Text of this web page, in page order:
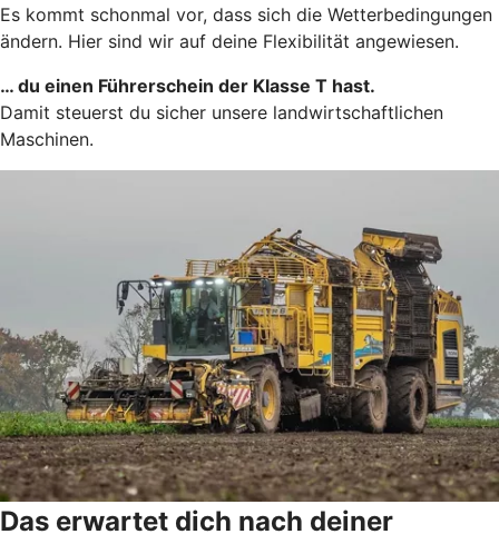
Es kommt schonmal vor, dass sich die Wetterbedingungen
ändern. Hier sind wir auf deine Flexibilität angewiesen.
… du einen Führerschein der Klasse T hast.
Damit steuerst du sicher unsere landwirtschaftlichen
Maschinen.
Das erwartet dich nach deiner